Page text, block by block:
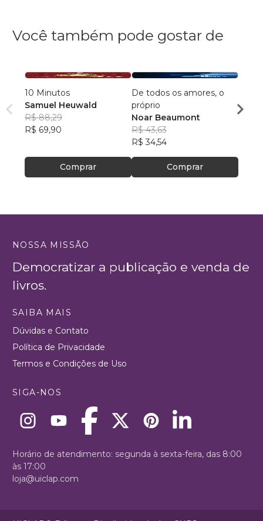
Você também pode gostar de
10 Minutos
Samuel Heuwald
R$ 88,29
R$ 69,90
Comprar
De todos os amores, o
próprio
Noar Beaumont
R$ 43,63
R$ 34,54
Comprar
NOSSA MISSÃO
Democratizar a publicação e venda de
livros.
SAIBA MAIS
Dúvidas e Contato
Política de Privacidade
Termos e Condições de Uso
SIGA-NOS
Horário de atendimento: segunda à sexta-feira, das 8:00
às 17:00
loja@uiclap.com